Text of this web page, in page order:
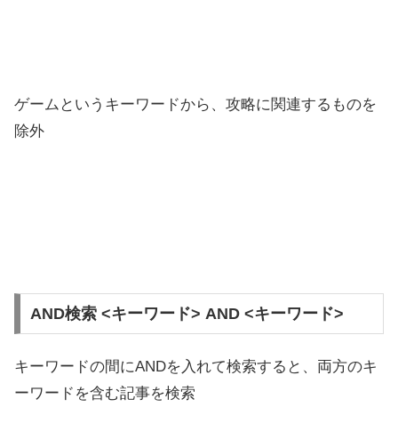
ゲームというキーワードから、攻略に関連するものを
除外
AND検索 <キーワード> AND <キーワード>
キーワードの間にANDを入れて検索すると、両方のキ
ーワードを含む記事を検索